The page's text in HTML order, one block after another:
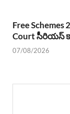
Free
Court సీరియస్
07/08/2026